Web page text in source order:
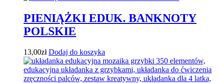
PIENIĄŻKI EDUK. BANKNOTY
POLSKIE
13,00zł Dodaj do koszyka